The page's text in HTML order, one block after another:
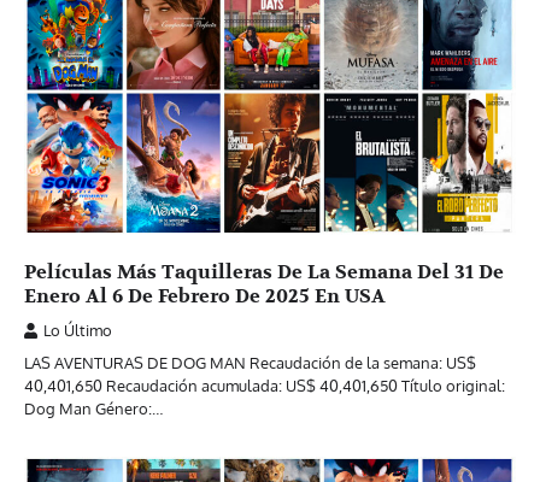
Películas Más Taquilleras De La Semana Del 31 De
Enero Al 6 De Febrero De 2025 En USA
Lo Último
LAS AVENTURAS DE DOG MAN Recaudación de la semana: US$
40,401,650 Recaudación acumulada: US$ 40,401,650 Título original:
Dog Man Género:…